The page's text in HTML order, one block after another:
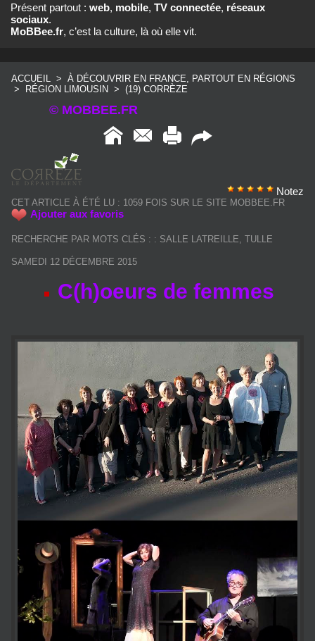
Présent partout : web, mobile, TV connectée, réseaux
sociaux.
MoBBee.fr, c’est la culture, là où elle vit.
ACCUEIL > À DÉCOUVRIR EN FRANCE, PARTOUT EN RÉGIONS
>
RÉGION LIMOUSIN > (19) CORRÈZE
© MOBBEE.FR
Notez
CET ARTICLE À ÉTÉ LU : 1059 FOIS SUR LE SITE MOBBEE.FR
Ajouter aux favoris
RECHERCHE PAR MOTS CLÉS : : SALLE LATREILLE TULLE
SAMEDI 12 DÉCEMBRE 2015
C(h)oeurs de femmes